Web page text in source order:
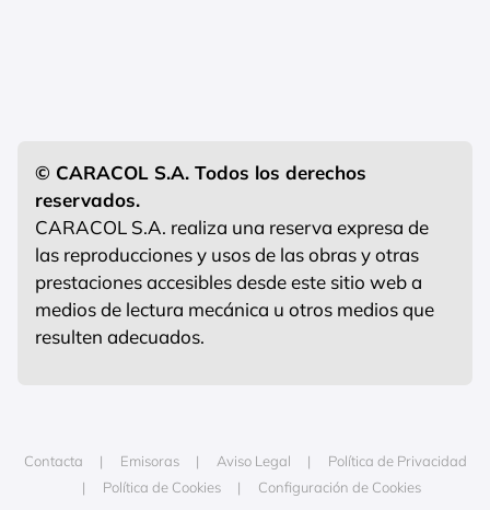
© CARACOL S.A. Todos los derechos
reservados.
CARACOL S.A. realiza una reserva expresa de
las reproducciones y usos de las obras y otras
prestaciones accesibles desde este sitio web a
medios de lectura mecánica u otros medios que
resulten adecuados.
Contacta Emisoras Aviso Legal
Política de Privacidad
Política de Cookies
Configuración de Cookies